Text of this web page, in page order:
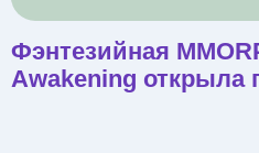
Фэнтезийная
Awakening открыла